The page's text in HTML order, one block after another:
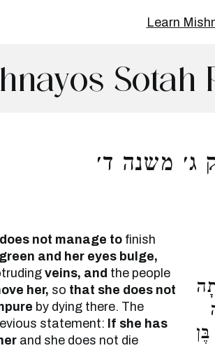
Learn
Sotah
ג׳ משנה ד׳
not manage to finish
and her eyes bulge,
veins, and the people
her, so that she does not
by dying there. The
statement: If she has
and she does not die